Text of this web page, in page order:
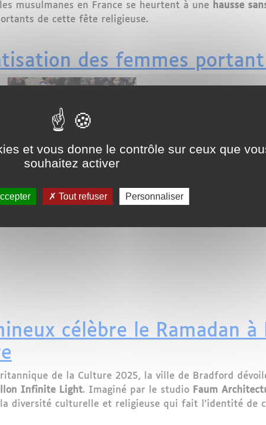
musulmanes en France se heurtent à une hausse
de cette fête religieuse.
des femmes
un communiqué, le 26 mars 2025, alertant sur la
ces citoyennes deviennent des cibles faciles, victimes
supposé. Dans tous les cas, leurs libertés
célèbre le Ramadan à
de la Culture 2025, la ville de Bradford
Infinite Light. Imaginé par le studio Faum
diversité culturelle et religieuse qui fait l’identité de
et vous donne le contrôle sur ceux que
souhaitez activer
Tout refuser Personnaliser